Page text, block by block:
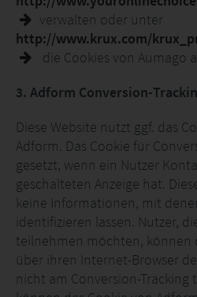
verwalten oder unter
http://www.krux.com/
die Cookies von Aumago
3. Adform Conversion-
Diese Website nutzt ggf. das
Adform. Das Cookie für
gesetzt, wenn ein Nutzer
geschalteten Anzeige hat.
keine Informationen, mit
identifizieren lassen. Nutzer,
teilnehmen möchten, können
über ihren Internet-Browser
nicht am Conversion-